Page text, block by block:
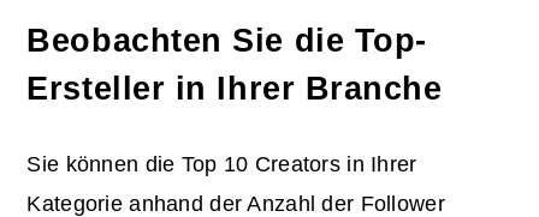
Beobachten Sie die Top-
Ersteller in Ihrer Branche
Sie können die Top 10 Creators in Ihrer
Kategorie anhand der Anzahl der Follower